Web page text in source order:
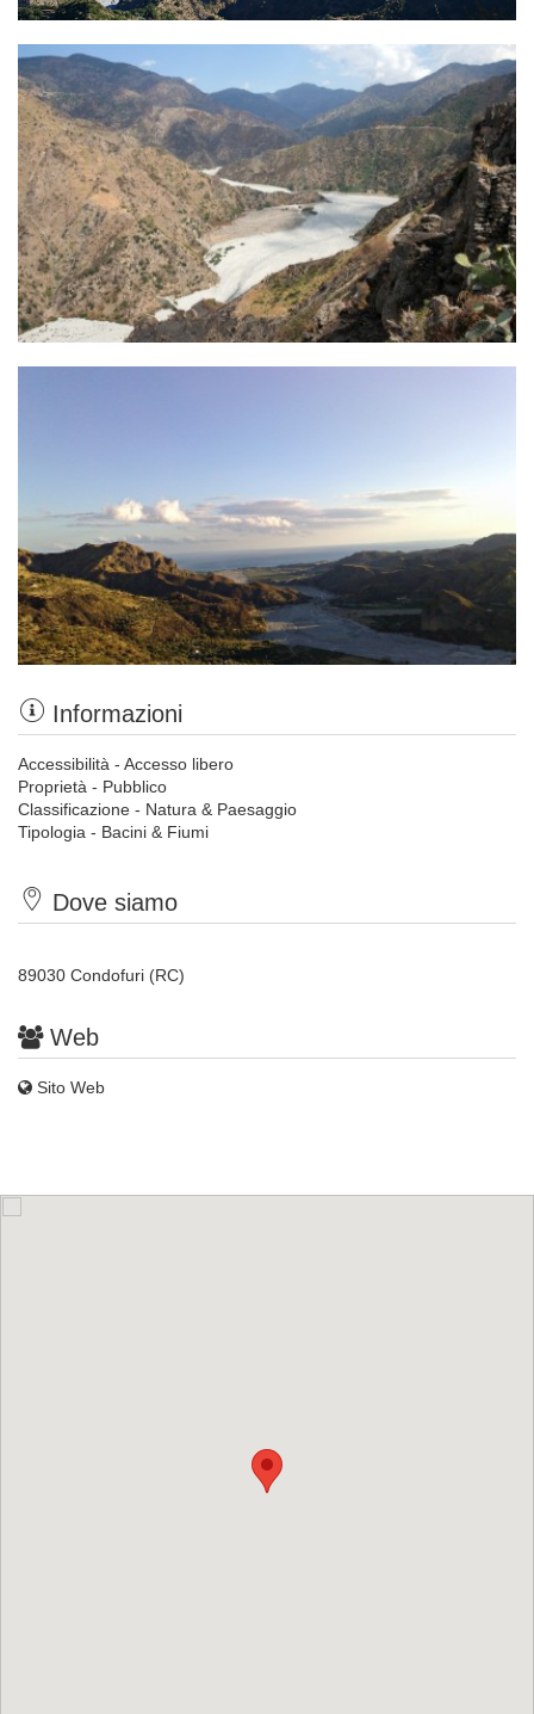
Informazioni
Accessibilità - Accesso libero
Proprietà - Pubblico
Classificazione - Natura & Paesaggio
Tipologia - Bacini & Fiumi
Dove siamo
89030 Condofuri (RC)
Web
Sito Web